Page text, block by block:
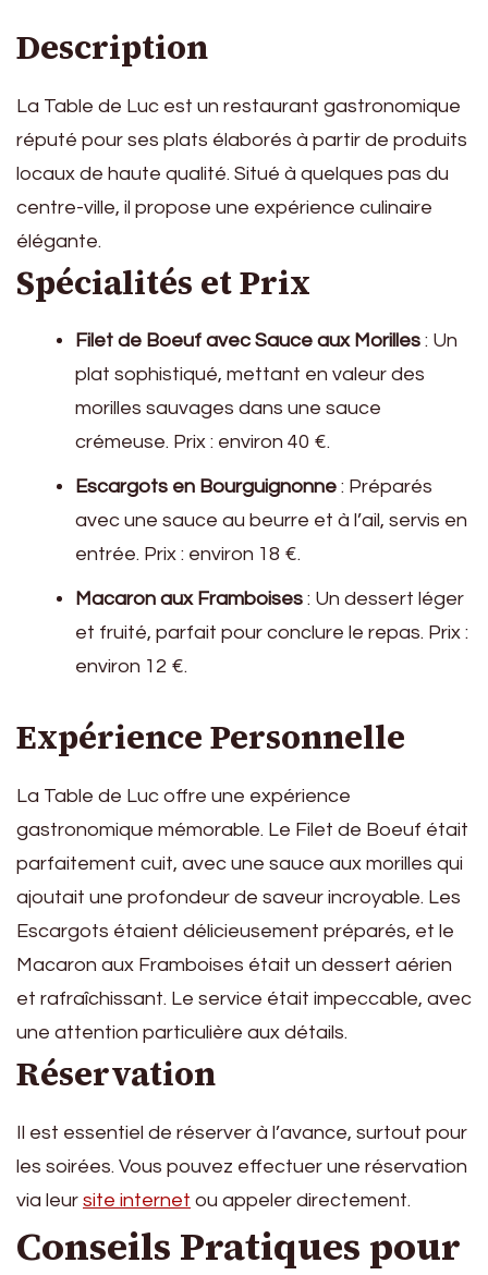
Description
La Table de Luc est un restaurant gastronomique
réputé pour ses plats élaborés à partir de produits
locaux de haute qualité. Situé à quelques pas du
centre-ville, il propose une expérience culinaire
élégante.
Spécialités et Prix
Filet de Boeuf avec Sauce aux Morilles : Un
plat sophistiqué, mettant en valeur des
morilles sauvages dans une sauce
crémeuse. Prix : environ 40 €.
Escargots en Bourguignonne : Préparés
avec une sauce au beurre et à l’ail, servis en
entrée. Prix : environ 18 €.
Macaron aux Framboises : Un dessert léger
et fruité, parfait pour conclure le repas. Prix :
environ 12 €.
Expérience Personnelle
La Table de Luc offre une expérience
gastronomique mémorable. Le Filet de Boeuf était
parfaitement cuit, avec une sauce aux morilles qui
ajoutait une profondeur de saveur incroyable. Les
Escargots étaient délicieusement préparés, et le
Macaron aux Framboises était un dessert aérien
et rafraîchissant. Le service était impeccable, avec
une attention particulière aux détails.
Réservation
Il est essentiel de réserver à l’avance, surtout pour
les soirées. Vous pouvez effectuer une réservation
via leur site internet ou appeler directement.
Conseils Pratiques pour